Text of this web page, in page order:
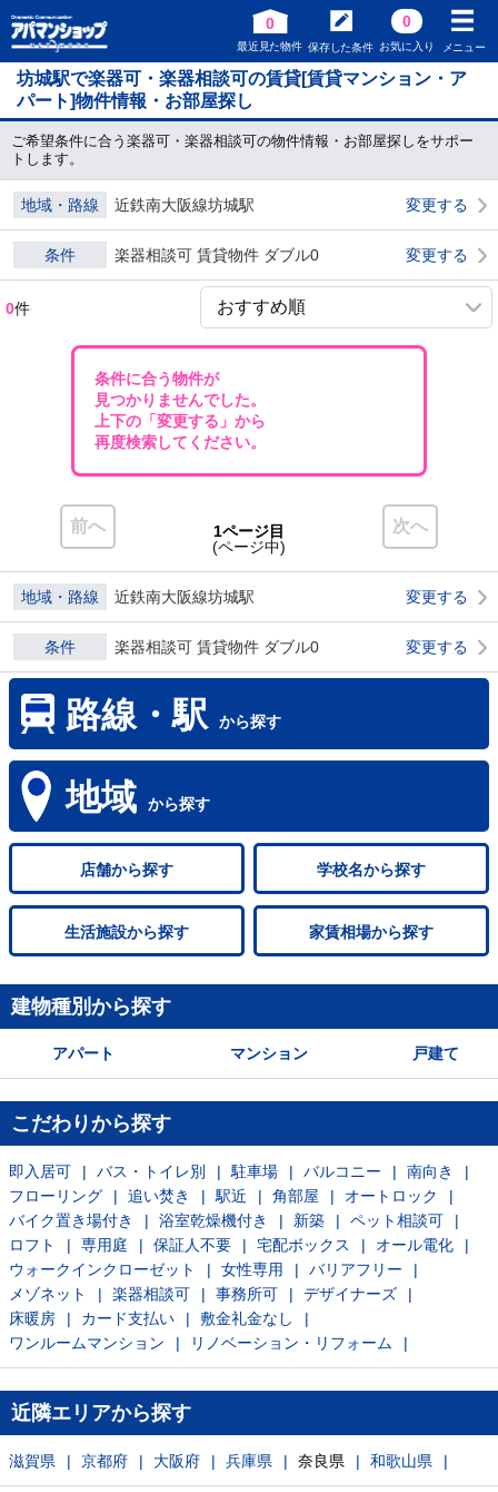
0
最近見た物件 保存した条件
0
お気に入り メニュー
坊城駅で楽器可・楽器相談可の賃貸[賃貸マンション・ア
パート]物件情報・お部屋探し
ご希望条件に合う楽器可・楽器相談可の物件情報・お部屋探しをサポー
トします。
地域・路線 近鉄南大阪線坊城駅 変更する
条件 楽器相談可 賃貸物件 ダブル0 変更する
0件
条件に合う物件が
見つかりませんでした。
上下の「変更する」から
再度検索してください。
前へ 次へ
1ページ目
(ページ中)
地域・路線 近鉄南大阪線坊城駅 変更する
条件 楽器相談可 賃貸物件 ダブル0 変更する
路線・駅 から探す
地域 から探す
店舗から探す 学校名から探す
生活施設から探す 家賃相場から探す
建物種別から探す
アパート マンション 戸建て
こだわりから探す
即入居可 バス・トイレ別 駐車場 バルコニー
南向き
フローリング
追い焚き 駅近 角部屋
オートロック
バイク置き場付き
浴室乾燥機付き 新築
ペット相談可
ロフト
専用庭 保証人不要 宅配ボックス
オール電化
ウォークインクローゼット
女性専用
バリアフリー
メゾネット
楽器相談可 事務所可
デザイナーズ
床暖房
カード支払い
敷金礼金なし
ワンルームマンション
リノベーション・リフォーム
近隣エリアから探す
滋賀県 京都府 大阪府 兵庫県 奈良県 和歌山県